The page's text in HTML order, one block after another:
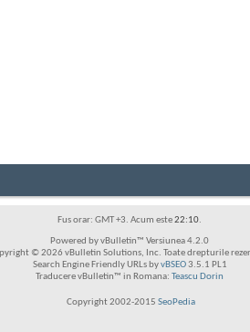
Fus orar: GMT +3. Acum este22:10.
Powered by vBulletin™ Versiunea 4.2.0
© 2026 vBulletin Solutions, Inc. Toate drepturile
Search Engine Friendly URLs byvBSEO3.5.1 PL1
Traducere vBulletin™ in Romana: Teascu Dorin
Copyright 2002-2015 SeoPedia